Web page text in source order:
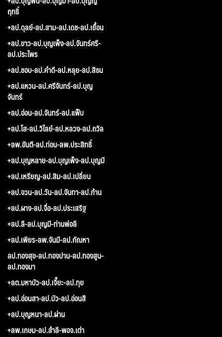
ฤทธิ์
+ลป.ดุลย์-ลป.สาม-ลป.เดช-ลป.เยื้อน
+ลป.ขาว-ลป.บุญเพ็ง-ลป.จันทร์ศรี-
ลป.ประไพร
+ลป.ชอบ-ลป.คำดี-ลป.หลุย-ลป.สีธน
+ลป.แหวน-ลป.ศรีจันทร์-ลป.บุญ
จันทร์
+ลป.อ่อน-ลป.จันทร์-ลป.แฟ็บ
+ลป.โส-ลป.วิไลย์-ลป.หลวง-ลป.ถวิล
+ลพ.ขันตี-ลป.ท่อน-ลพ.ประสิทธิ์
+ลป.บุญหลาย-ลป.บุญเพ็ง-ลป.บุญมี
+ลป.เหรียญ-ลป.สิม-ลป.เปลี่ยน
+ลป.จวน-ลป.วัน-ลป.จันทา-ลป.ก้าน
+ลป.ผาง-ลป.จื่อ-ลป.ประเสริฐ
+ลป.ลี-ลป.บุญมี-ท่านพ่อลี
+ลป.เพียร-ลพ.จันมี-ลป.กัณหา
ลป.ทองสุข-ลป.ทองปาน-ลป.ทองสูน-
ลป.ทองมา
+ลต.มหาบัว-ลป.เจี๊ยะ-ลป.ทุย
+ลป.อ่อนสา-ลป.บัว-ลป.อ่อนสี
+ลป.บุญหนา-ลป.ผ่าน
+ลพ.เกษม-ลป.สำลี-พอจ.เต่า